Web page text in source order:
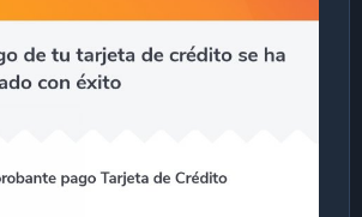
en la cuarta sección, de comisiones y
eso, el dólar vendedor de Itaú pude ser
más alto que el dólar observado (la
de tu tarjeta.